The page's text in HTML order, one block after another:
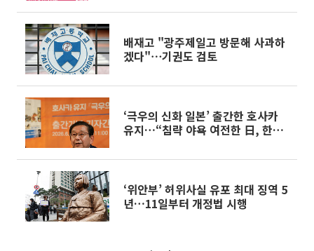
배재고 "광주제일고 방문해 사과하
겠다"⋯기권도 검토
‘극우의 신화 일본’ 출간한 호사카
유지…“침략 야욕 여전한 日, 한국
‘위안부’ 허위사실 유포 최대 징역 5
년…11일부터 개정법 시행